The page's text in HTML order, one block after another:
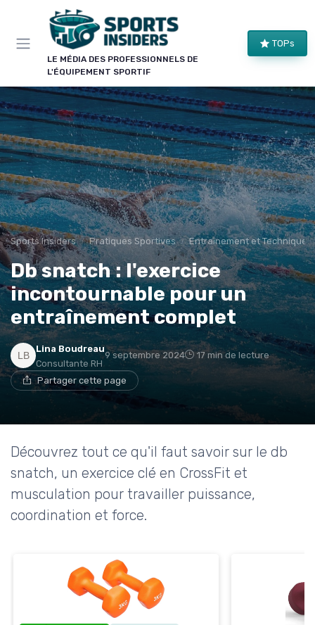
LE MÉDIA DES PROFESSIONNELS DE
L'ÉQUIPEMENT SPORTIF
TOPs
Sports Insiders Pratiques Sportives Entraînement et Techniques
Db snatch : l'exercice
incontournable pour un
entraînement complet
Lina Boudreau
Consultante RH
9 septembre 2024 17 min de lecture
Partager cette page
Découvrez tout ce qu'il faut savoir sur le db
snatch, un exercice clé en CrossFit et
musculation pour travailler puissance,
coordination et force.
Panneau de gestion des cookies